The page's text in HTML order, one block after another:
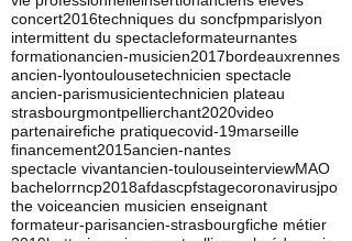
concert2016techniques du soncfpmparislyon
intermittent du spectacleformateurnantes
formationancien-musicien2017bordeauxrennes
ancien-lyontoulousetechnicien spectacle
ancien-parismusicientechnicien plateau
strasbourgmontpellierchant2020video
partenairefiche pratiquecovid-19marseille
financement2015ancien-nantes
spectacle vivantancien-toulouseinterviewMAO
bachelorrncp2018afdascpfstagecoronavirusjpo
the voiceancien musicien enseignant
formateur-parisancien-strasbourgfiche métier